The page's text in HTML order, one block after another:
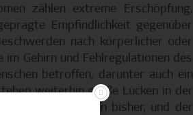
zählen extreme Erschöpfung,
Empfindlichkeit gegenüber
nach körperlicher oder
Gehirn und Fehlregulationen des
betroffen, darunter auch ein
weiterhin große Lücken in der
Therapien fehlen bisher, und der